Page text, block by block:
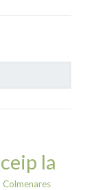
ceip la
Colmenares